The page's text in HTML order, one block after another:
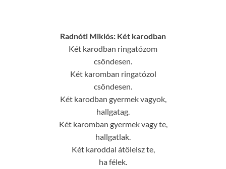
Radnóti Miklós: Két karodban
Két karodban ringatózom
csöndesen.
Két karomban ringatózol
csöndesen.
Két karodban gyermek vagyok,
hallgatag.
Két karomban gyermek vagy te,
hallgatlak.
Két karoddal átölelsz te,
ha félek.